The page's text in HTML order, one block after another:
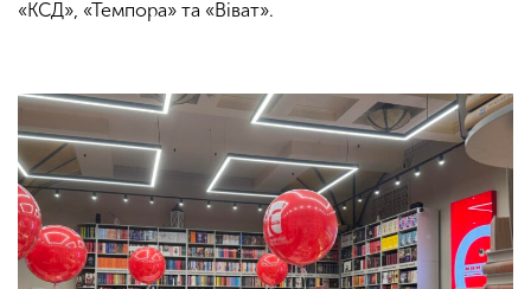
«КСД», «Темпора» та «Віват».